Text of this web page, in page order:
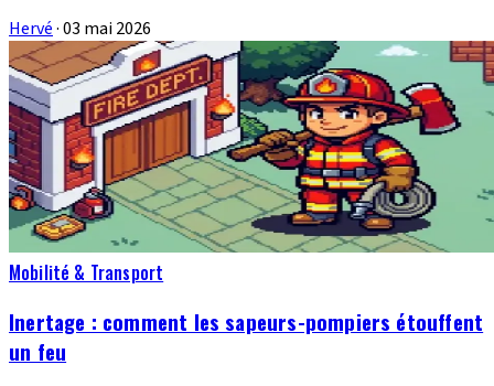
Hervé·03 mai 2026
Mobilité & Transport
Inertage : comment les sapeurs-pompiers étouffent
un feu